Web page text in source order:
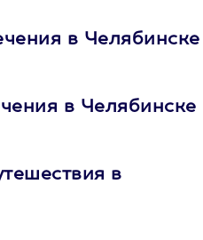
в Челябинске
в Челябинске
в